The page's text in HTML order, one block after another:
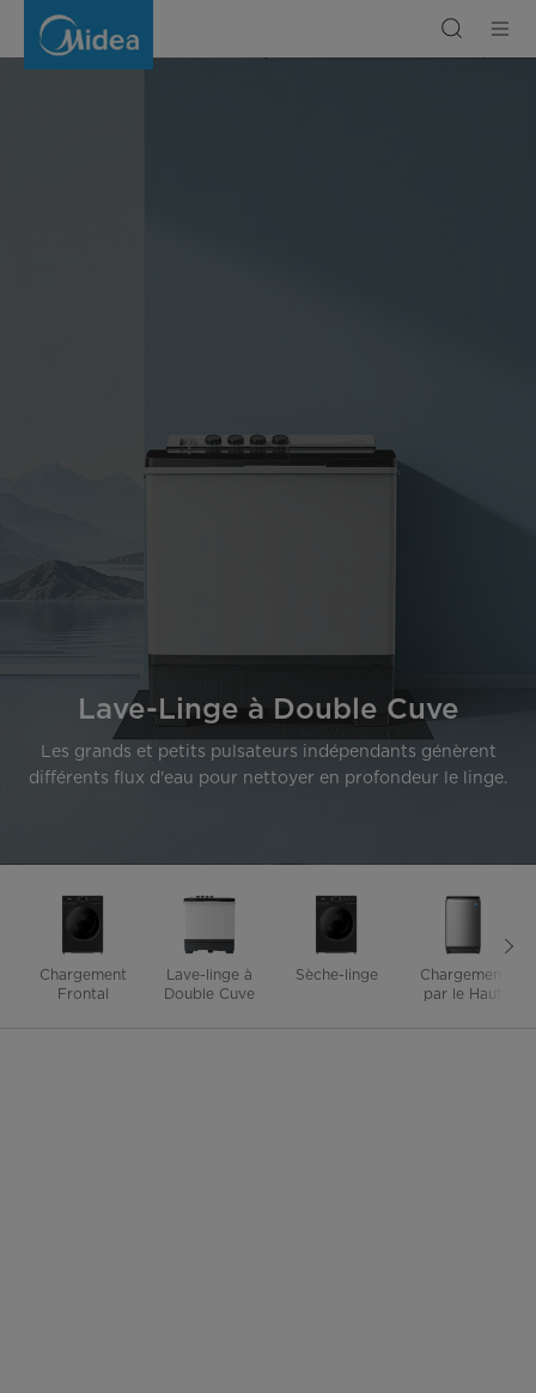
Lave-Linge à Double Cuve
Les grands et petits pulsateurs indépendants génèrent
différents flux d'eau pour nettoyer en profondeur le linge.
Chargement
Frontal
Lave-linge à
Double Cuve
Sèche-linge
Chargement
par le Haut